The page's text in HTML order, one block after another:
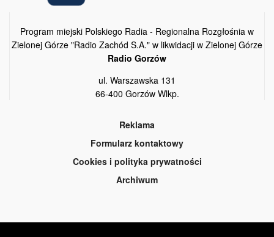
Program miejski Polskiego Radia - Regionalna Rozgłośnia w
Zielonej Górze "Radio Zachód S.A." w likwidacji w Zielonej Górze
Radio Gorzów
ul. Warszawska 131
66-400 Gorzów Wlkp.
Reklama
Formularz kontaktowy
Cookies i polityka prywatności
Archiwum